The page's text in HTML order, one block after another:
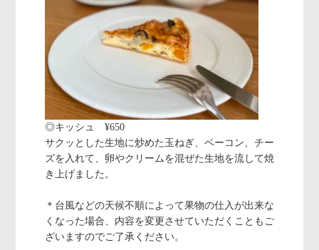
◎キッシュ ¥650
サクッとした生地に炒めた玉ねぎ、ベーコン、チー
ズを入れて、卵やクリームを混ぜた生地を流して焼
き上げました。
＊台風などの天候不順によって果物の仕入が出来な
くなった場合、内容を変更させていただくこともご
ざいますのでご了承ください。